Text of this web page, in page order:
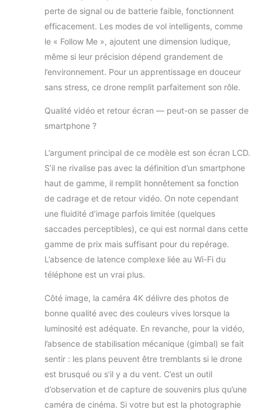
seule touche rend ces opérations
Sans Balais】 Équipé de puissants
moteurs sans balais, ce drone offre
une durée de vie plus longue, une
consommation d'énergie réduite et
une expérience de vol plus
silencieuse et plus fluide par rapport
aux moteurs à balais traditionnels.
Ces moteurs fournissent une
puissance durable et robuste tout
vent, ce qui permet au drone de
faire face sans effort aux rafales de
vent soudaines à l'extérieur et de
【Équipe d'assistance à la
clientèle】LE-IDEA dispose d'une
équipe d'assistance à la clientèle
dédiée. Si vous avez des questions
concernant le fonctionnement
dysfonctionnements de l'appareil,
votre disposition pour vous aider et
vous fournir des solutions précises
afin de garantir le fonctionnement
stable de votre drone.
perte de signal ou de batterie faible, fonctionnent
efficacement. Les modes de vol intelligents, comme
le « Follow Me », ajoutent une dimension ludique,
même si leur précision dépend grandement de
l’environnement. Pour un apprentissage en douceur
sans stress, ce drone remplit parfaitement son rôle.
Qualité vidéo et retour écran — peut-on se passer de
smartphone ?
L’argument principal de ce modèle est son écran LCD.
S’il ne rivalise pas avec la définition d’un smartphone
haut de gamme, il remplit honnêtement sa fonction
de cadrage et de retour vidéo. On note cependant
une fluidité d’image parfois limitée (quelques
saccades perceptibles), ce qui est normal dans cette
gamme de prix mais suffisant pour du repérage.
L’absence de latence complexe liée au Wi-Fi du
téléphone est un vrai plus.
Côté image, la caméra 4K délivre des photos de
bonne qualité avec des couleurs vives lorsque la
luminosité est adéquate. En revanche, pour la vidéo,
l’absence de stabilisation mécanique (gimbal) se fait
sentir : les plans peuvent être tremblants si le drone
est brusqué ou s’il y a du vent. C’est un outil
d’observation et de capture de souvenirs plus qu’une
caméra de cinéma. Si votre but est la photographie